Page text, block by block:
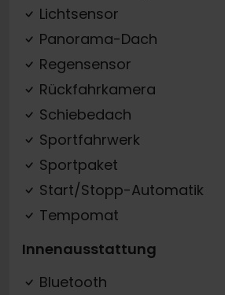
Lichtsensor
Panorama-Dach
Regensensor
Rückfahrkamera
Schiebedach
Sportfahrwerk
Sportpaket
Start/Stopp-Automatik
Tempomat
Innenausstattung
Bluetooth